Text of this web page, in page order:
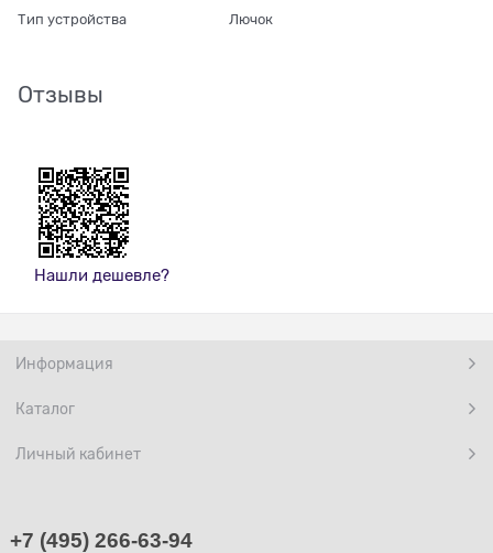
Тип устройства Лючок
Отзывы
Нашли дешевле?
Информация
Каталог
Личный кабинет
+7 (495) 266-63-94